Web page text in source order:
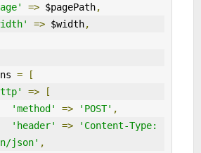
=> $pagePath,
=> $width,
=
[
=>
[
'method'
=> 'POST' ,
'header'
=>
'Content-Type:
json' ,